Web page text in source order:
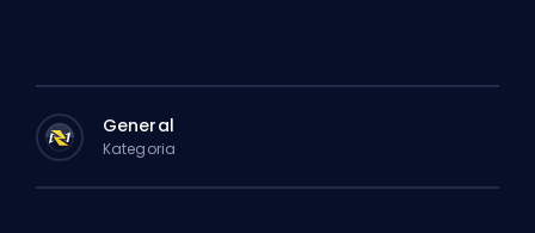
General
Kategoria